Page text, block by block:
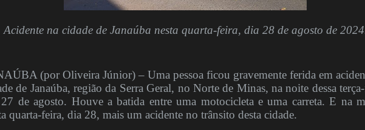
Acidente na cidade de Janaúba nesta quarta-feira, dia 28 de agosto de
(por Oliveira Júnior) – Uma pessoa ficou gravemente ferida em
de Janaúba, região da Serra Geral, no Norte de Minas, na noite dessa
de agosto. Houve a batida entre uma motocicleta e uma carreta. E na
quarta-feira, dia 28, mais um acidente no trânsito desta cidade.